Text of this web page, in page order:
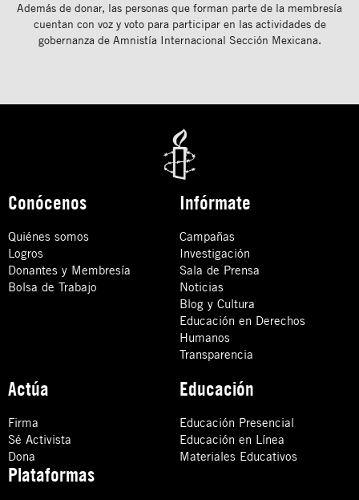
Además de donar, las personas que forman parte de la membresía
cuentan con voz y voto para participar en las actividades de
gobernanza de Amnistía Internacional Sección Mexicana.
Conócenos
Quiénes somos
Logros
Donantes y Membresía
Bolsa de Trabajo
Infórmate
Campañas
Investigación
Sala de Prensa
Noticias
Blog y Cultura
Educación en Derechos
Humanos
Transparencia
Actúa
Firma
Sé Activista
Dona
Educación
Educación Presencial
Educación en Línea
Materiales Educativos
Plataformas